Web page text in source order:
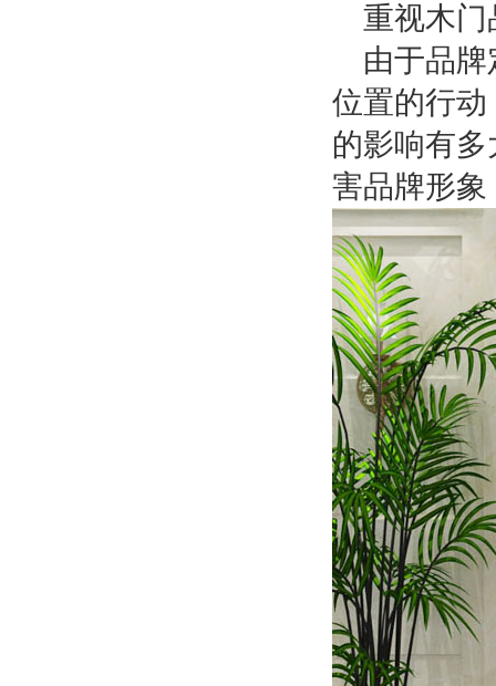
重视木门
由于品
位置的行
的影响有
害品牌形